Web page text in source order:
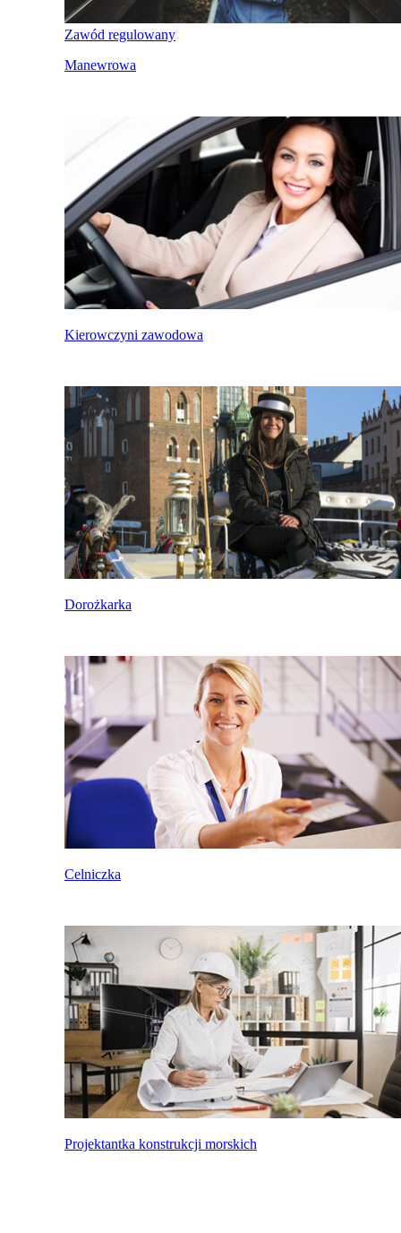
Zawód regulowany
Manewrowa
Kierowczyni zawodowa
Dorożkarka
Celniczka
Projektantka konstrukcji morskich